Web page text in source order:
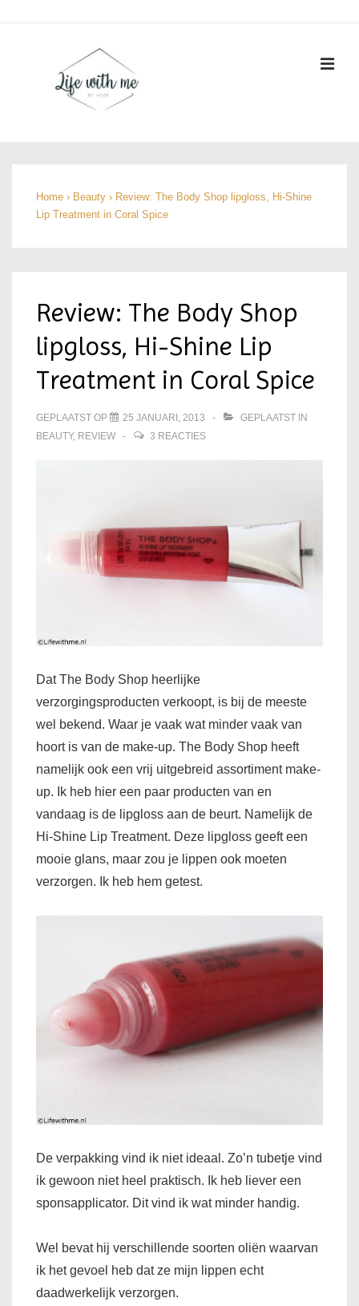
hoofdinhoud
Home › Beauty › Review: The Body Shop lipgloss, Hi-Shine
Lip Treatment in Coral Spice
Review: The Body Shop
lipgloss, Hi-Shine Lip
Treatment in Coral Spice
GEPLAATST OP 25 JANUARI, 2013
GEPLAATST IN
BEAUTY, REVIEW 3 REACTIES
Dat The Body Shop heerlijke
verzorgingsproducten verkoopt, is bij de meeste
wel bekend. Waar je vaak wat minder vaak van
hoort is van de make-up. The Body Shop heeft
namelijk ook een vrij uitgebreid assortiment make-
up. Ik heb hier een paar producten van en
vandaag is de lipgloss aan de beurt. Namelijk de
Hi-Shine Lip Treatment. Deze lipgloss geeft een
mooie glans, maar zou je lippen ook moeten
verzorgen. Ik heb hem getest.
De verpakking vind ik niet ideaal. Zo’n tubetje vind
ik gewoon niet heel praktisch. Ik heb liever een
sponsapplicator. Dit vind ik wat minder handig.
Wel bevat hij verschillende soorten oliën waarvan
ik het gevoel heb dat ze mijn lippen echt
daadwerkelijk verzorgen.